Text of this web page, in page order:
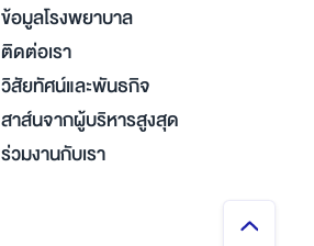
ข้อมูลโรงพยาบาล
ติดต่อเรา
วิสัยทัศน์และพันธกิจ
สาส์นจากผู้บริหารสูงสุด
ร่วมงานกับเรา